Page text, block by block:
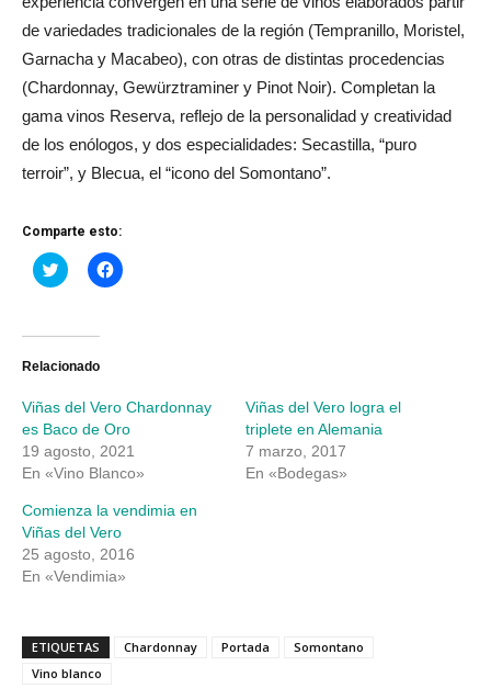
de variedades tradicionales de la región (Tempranillo, Moristel,
Garnacha y Macabeo), con otras de distintas procedencias
(Chardonnay, Gewürztraminer y Pinot Noir). Completan la
gama vinos Reserva, reflejo de la personalidad y creatividad
de los enólogos, y dos especialidades: Secastilla, “puro
terroir”, y Blecua, el “icono del Somontano”.
Comparte esto:
Haz
clic
Twitter
abre
ventana
nueva)
Haz
clic
ventana
nueva)
Relacionado
Viñas del Vero Chardonnay
es Baco de Oro
19 agosto, 2021
En «Vino Blanco»
Viñas del Vero logra el
triplete en Alemania
7 marzo, 2017
En «Bodegas»
Comienza la vendimia en
Viñas del Vero
25 agosto, 2016
En «Vendimia»
ETIQUETAS Chardonnay Portada
Somontano
Vino blanco